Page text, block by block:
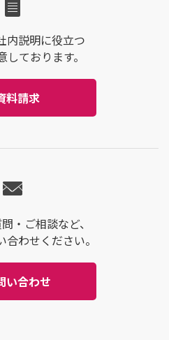
内説明に役立つ
ております。
料請求
・ご相談など、
わせください。
い合わせ